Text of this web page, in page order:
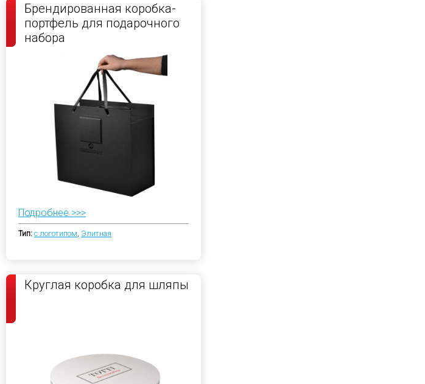
Брендированная коробка-
портфель для подарочного
набора
Подробнее >>>
Тип: с логотипом Элитная
Круглая коробка для шляпы